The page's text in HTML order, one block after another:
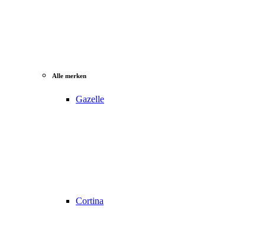
Alle merken
Gazelle
Cortina